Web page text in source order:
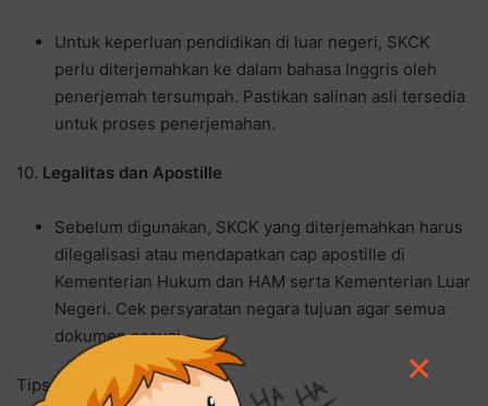
Untuk keperluan pendidikan di luar negeri, SKCK
perlu diterjemahkan ke dalam bahasa Inggris oleh
penerjemah tersumpah. Pastikan salinan asli tersedia
untuk proses penerjemahan.
10. Legalitas dan Apostille
Sebelum digunakan, SKCK yang diterjemahkan harus
dilegalisasi atau mendapatkan cap apostille di
Kementerian Hukum dan HAM serta Kementerian Luar
Negeri. Cek persyaratan negara tujuan agar semua
dokumen sesuai.
Tips: ×